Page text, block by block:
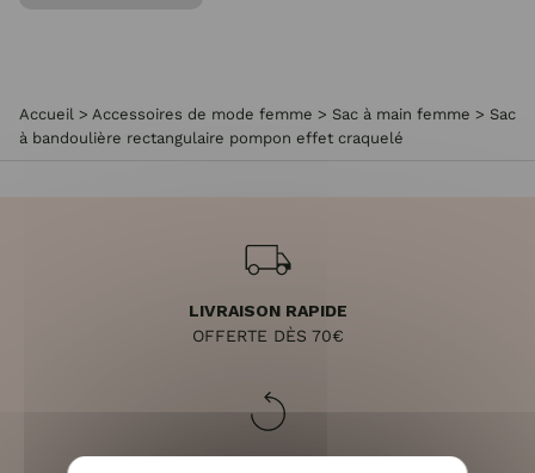
Accueil > Accessoires de mode femme > Sac à main femme > Sac
à bandoulière rectangulaire pompon effet craquelé
LIVRAISON RAPIDE
OFFERTE DÈS 70€
RETOURS SOUS 14 JOURS